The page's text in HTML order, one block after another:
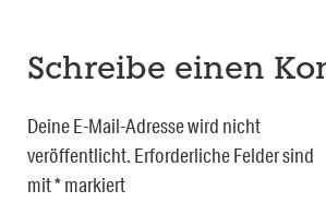
Schreibe einen
Deine E-Mail-Adresse wird nicht
veröffentlicht. Erforderliche Felder sind
mit*markiert